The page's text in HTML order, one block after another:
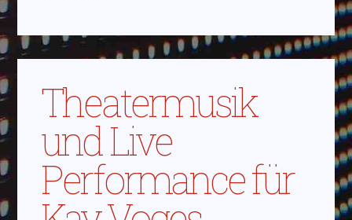
Theatermusik
und Live
Performance für